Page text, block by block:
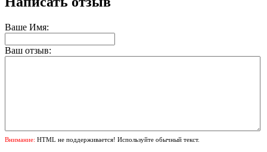
Ваше Имя:
Ваш отзыв:
Внимание: HTML не поддерживается! Используйте обычный текст.